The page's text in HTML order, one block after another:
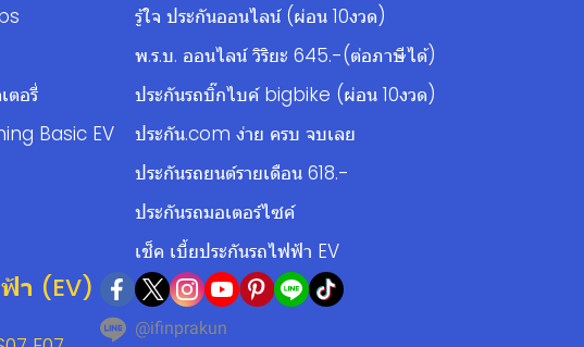
ตอรี่
Basic EV
รู้ใจ ประกันออนไลน์ (ผ่อน 10งวด)
พ.ร.บ. ออนไลน์ วิริยะ 645.-(ต่อภาษีได้)
ประกันรถบิ๊กไบค์ bigbike (ผ่อน 10งวด)
ประกัน.com ง่าย ครบ จบเลย
ประกันรถยนต์รายเดือน 618.-
ประกันรถมอเตอร์ไซค์
เช็ค เบี้ยประกันรถไฟฟ้า EV
า (EV)
@ifinprakun